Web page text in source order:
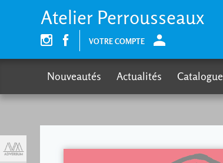
Atelier Perrousseaux
VOTRE COMPTE
Nouveautés Actualités Catalogue
Panneau de gestion des cookies